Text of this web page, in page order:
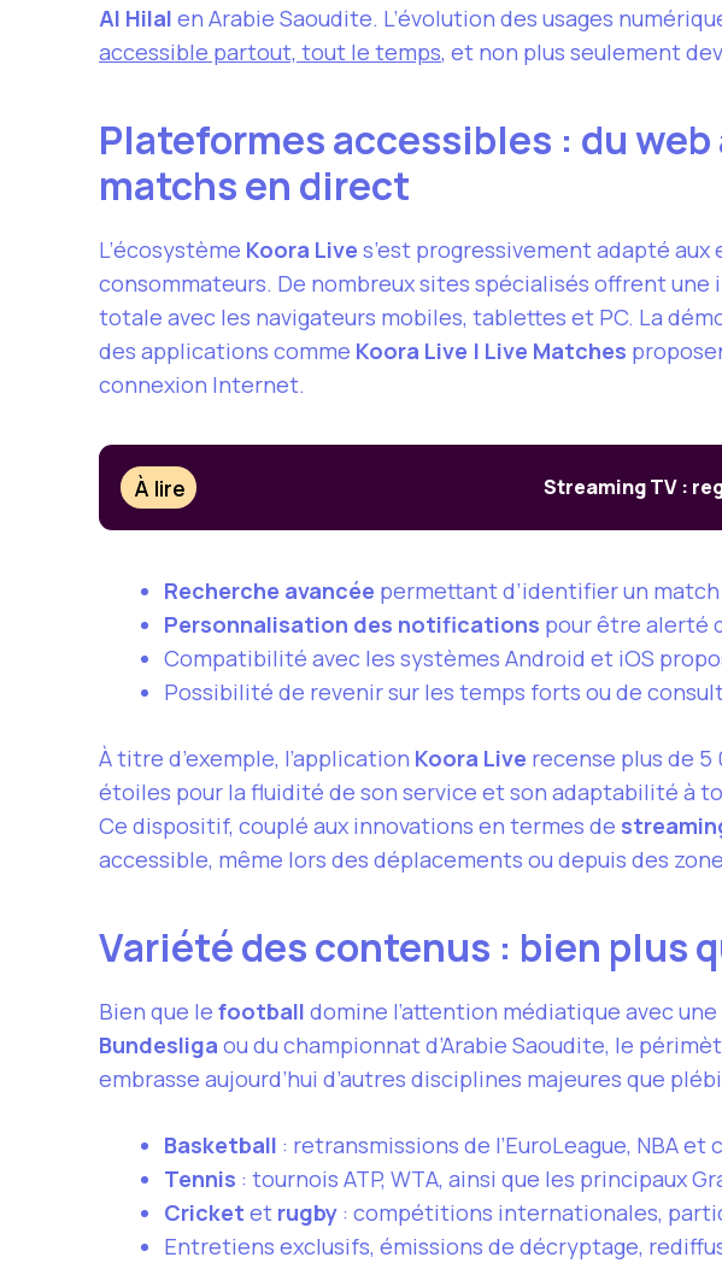
Al Hilal en Arabie Saoudite. L’évolution des usages
accessible partout, tout le temps, et non plus seulement
Plateformes accessibles : du
matchs en direct
L’écosystème Koora Live s’est progressivement adapté
consommateurs. De nombreux sites spécialisés offrent
totale avec les navigateurs mobiles, tablettes et PC. La
des applications comme Koora Live | Live Matches
connexion Internet.
À lire Streaming TV :
Recherche avancée permettant d’identifier un
Personnalisation des notifications pour être alerté
Compatibilité avec les systèmes Android et iOS
Possibilité de revenir sur les temps forts ou de
À titre d’exemple, l’application Koora Live recense plus de
étoiles pour la fluidité de son service et son adaptabilité à
Ce dispositif, couplé aux innovations en termes de
accessible, même lors des déplacements ou depuis des
Variété des contenus : bien plus
Bien que le football domine l’attention médiatique avec
Bundesliga ou du championnat d’Arabie Saoudite, le
embrasse aujourd’hui d’autres disciplines majeures que
Basketball : retransmissions de l’EuroLeague, NBA
Tennis : tournois ATP, WTA, ainsi que les principaux
Cricket et rugby : compétitions internationales,
Entretiens exclusifs, émissions de décryptage,